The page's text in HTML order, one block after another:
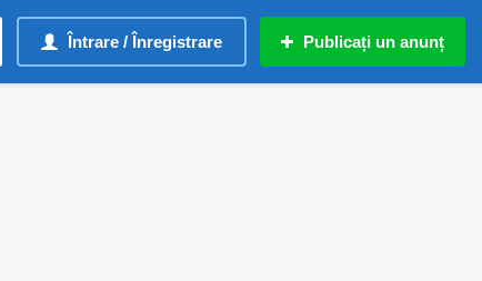
Întrare / Înregistrare Publicați un anunț